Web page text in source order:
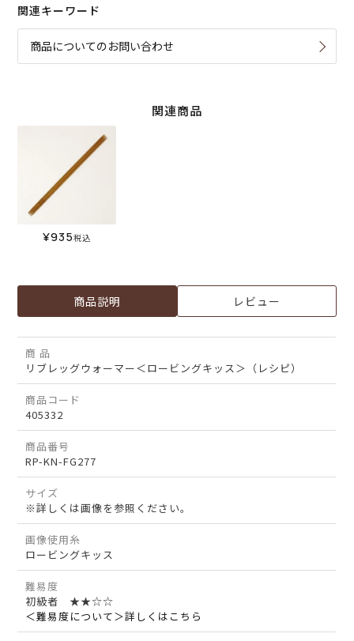
関連キーワード
商品についてのお問い合わせ
関連商品
¥935税込
商品説明 レビュー
商 品
リブレッグウォーマー＜ロービングキッス＞（レシピ）
商品コード
405332
商品番号
RP-KN-FG277
サイズ
※詳しくは画像を参照ください。
画像使用糸
ロービングキッス
難易度
初級者 ★★☆☆
＜難易度について＞詳しくはこちら